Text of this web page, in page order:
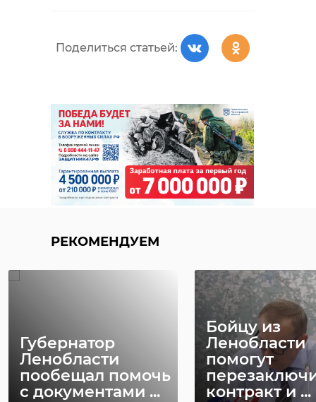
Поделиться статьей:
РЕКОМЕНДУЕМ
Губернатор
Ленобласти
пообещал помочь
с документами ...
Бойцу из
Ленобласти
помогут
контракт и ...